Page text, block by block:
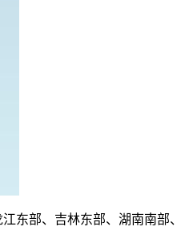
东部、吉林东部、湖南南部